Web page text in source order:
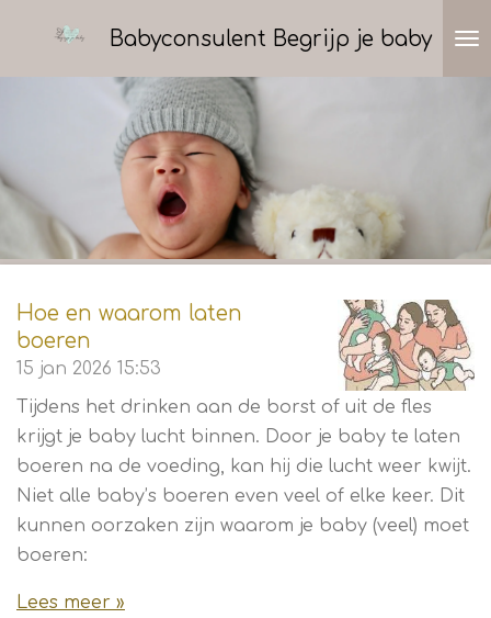
hoofdinhoud
Babyconsulent Begrijp je baby
Hoe en waarom laten
boeren
15 jan 2026 15:53
Tijdens het drinken aan de borst of uit de fles
krijgt je baby lucht binnen. Door je baby te laten
boeren na de voeding, kan hij die lucht weer kwijt.
Niet alle baby’s boeren even veel of elke keer. Dit
kunnen oorzaken zijn waarom je baby (veel) moet
boeren:
Lees meer »